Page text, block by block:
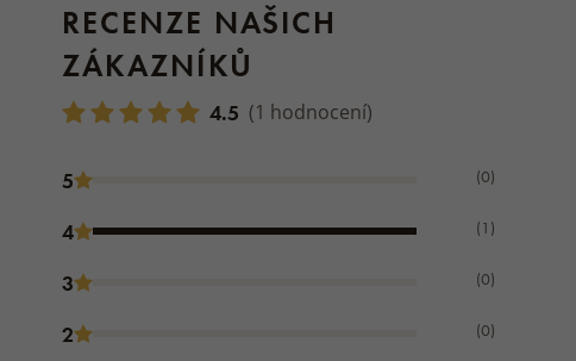
RECENZE NAŠICH
ZÁKAZNÍKŮ
4.5 (1 hodnocení)
5 (0)
4 (1)
3 (0)
2 (0)